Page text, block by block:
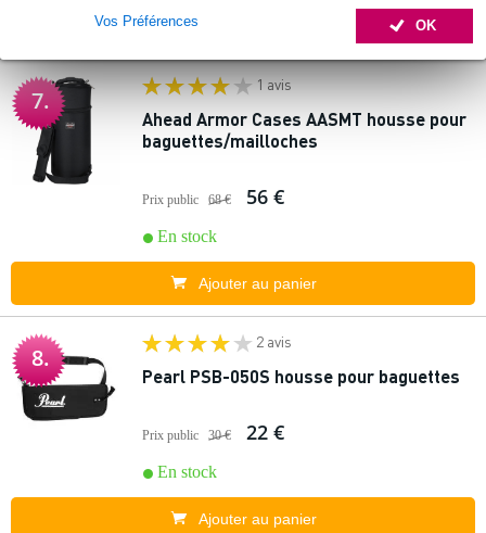
OK
Vos Préférences
7.
1 avis
Ahead Armor Cases AASMT housse pour
baguettes/mailloches
Prix public 68 € 56 €
En stock
Ajouter au panier
8.
2 avis
Pearl PSB-050S housse pour baguettes
Prix public 30 € 22 €
En stock
Ajouter au panier